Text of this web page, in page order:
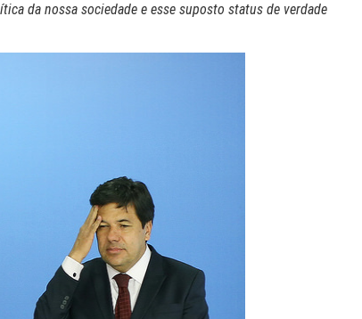
da nossa sociedade e esse suposto status de verdade